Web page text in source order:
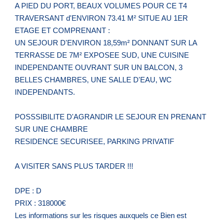
A PIED DU PORT, BEAUX VOLUMES POUR CE T4
TRAVERSANT d'ENVIRON 73.41 M² SITUE AU 1ER
ETAGE ET COMPRENANT :
UN SEJOUR D'ENVIRON 18,59m² DONNANT SUR LA
TERRASSE DE 7M² EXPOSEE SUD, UNE CUISINE
INDEPENDANTE OUVRANT SUR UN BALCON, 3
BELLES CHAMBRES, UNE SALLE D'EAU, WC
INDEPENDANTS.
POSSSIBILITE D'AGRANDIR LE SEJOUR EN PRENANT
SUR UNE CHAMBRE
RESIDENCE SECURISEE, PARKING PRIVATIF
A VISITER SANS PLUS TARDER !!!
DPE : D
PRIX : 318000€
Les informations sur les risques auxquels ce Bien est